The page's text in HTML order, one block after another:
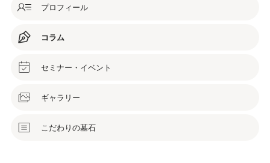
プロフィール
コラム
セミナー・イベント
ギャラリー
こだわりの墓石